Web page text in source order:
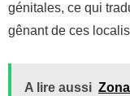
génitales, ce qui
gênant de ces
A lire aussi